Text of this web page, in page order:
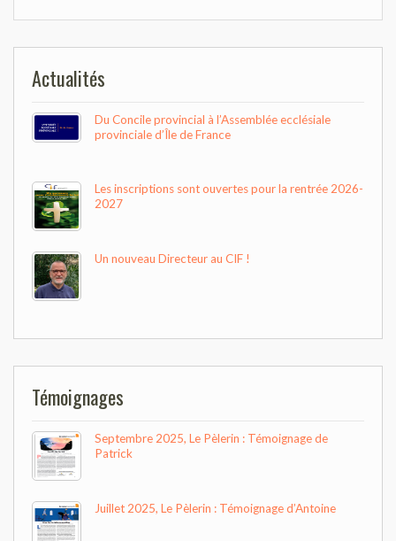
l’article
Actualités
Du Concile provincial à l’Assemblée ecclésiale
provinciale d’Île de France
Les inscriptions sont ouvertes pour la rentrée 2026-
2027
Un nouveau Directeur au CIF !
Témoignages
Septembre 2025, Le Pèlerin : Témoignage de
Patrick
Juillet 2025, Le Pèlerin : Témoignage d’Antoine